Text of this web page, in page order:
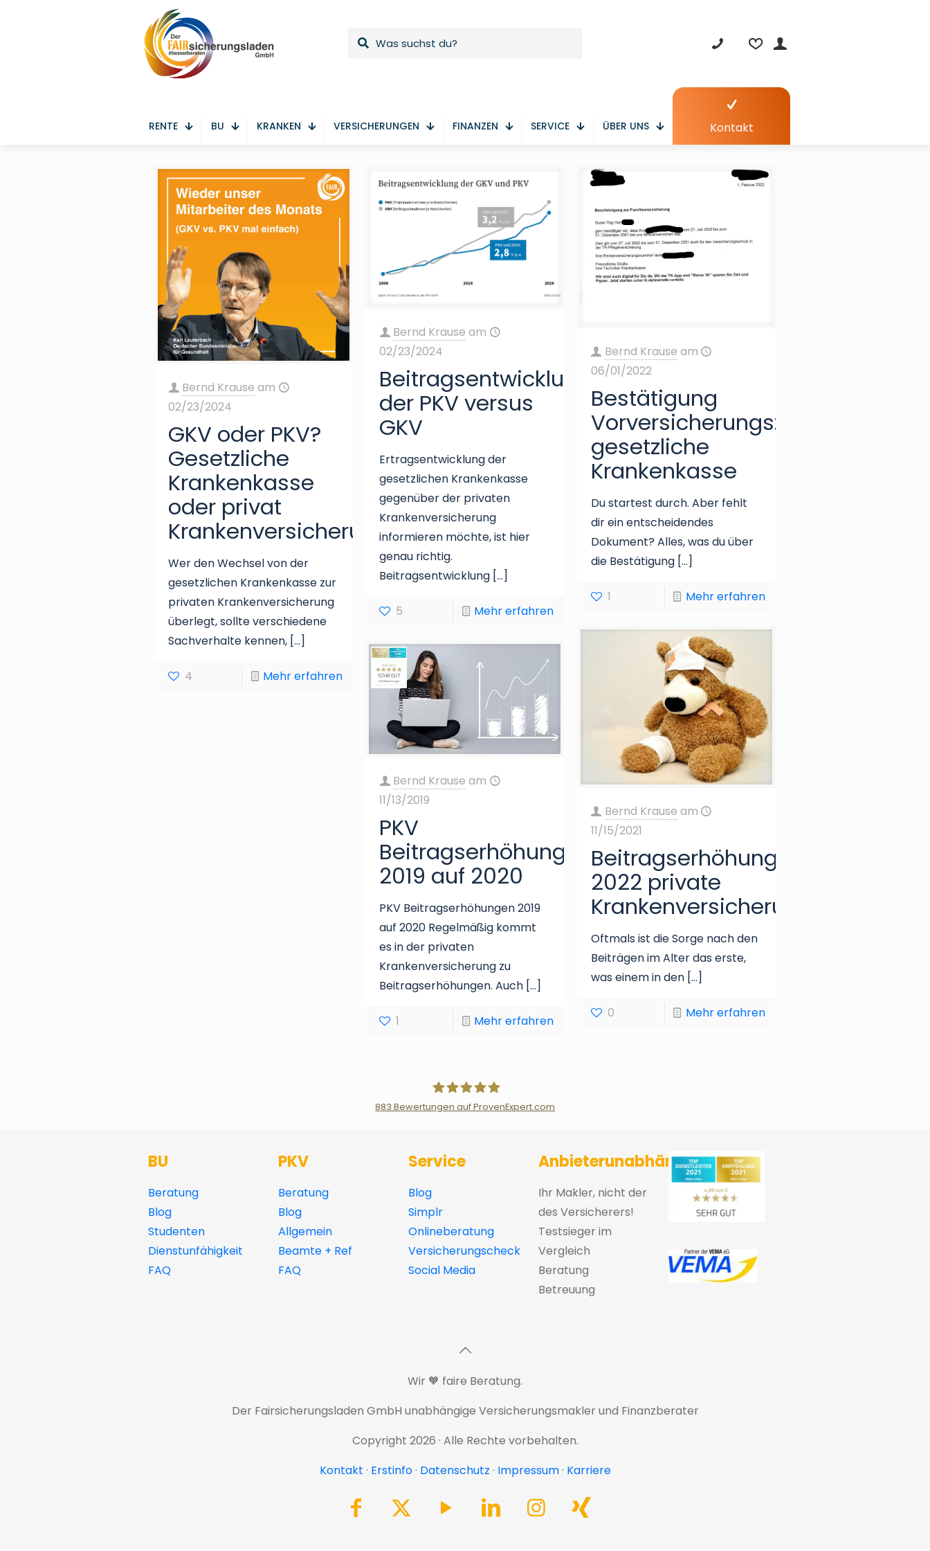
RENTE BU KRANKEN VERSICHERUNGEN FINANZEN SERVICE ÜBER UNS Kontakt
Bernd Krause am
02/23/2024
GKV oder PKV?
Gesetzliche
Krankenkasse
oder privat
Krankenversicherung?
Wer den Wechsel von der
gesetzlichen Krankenkasse zur
privaten Krankenversicherung
überlegt, sollte verschiedene
Sachverhalte kennen, […]
4 Mehr erfahren
Bernd Krause am
02/23/2024
Beitragsentwicklung
der PKV versus
GKV
Ertragsentwicklung der
gesetzlichen Krankenkasse
gegenüber der privaten
Krankenversicherung
informieren möchte, ist hier
genau richtig.
Beitragsentwicklung […]
5 Mehr erfahren
Bernd Krause am
06/01/2022
Bestätigung
Vorversicherungszeiten
gesetzliche
Krankenkasse
Du startest durch. Aber fehlt
dir ein entscheidendes
Dokument? Alles, was du über
die Bestätigung[…]
1 Mehr erfahren
Bernd Krause am
11/15/2021
Beitragserhöhung
2022 private
Krankenversicherung
Oftmals ist die Sorge nach den
Beiträgen im Alter das erste,
was einem in den[…]
0 Mehr erfahren
Bernd Krause am
11/13/2019
PKV
Beitragserhöhungen
2019 auf 2020
PKV Beitragserhöhungen 2019
auf 2020 Regelmäßig kommt
es in der privaten
Krankenversicherung zu
Beitragserhöhungen. Auch […]
1 Mehr erfahren
883 Bewertungen auf ProvenExpert.com
BU
Beratung
Blog
Studenten
Dienstunfähigkeit
FAQ
PKV
Beratung
Blog
Allgemein
Beamte + Ref
FAQ
Service
Blog
Simplr
Onlineberatung
Versicherungscheck
Social Media
Anbieterunabhängig
Ihr Makler, nicht der
des Versicherers!
Testsieger im
Vergleich
Beratung
Betreuung
Wir 🧡 faire Beratung.
Der Fairsicherungsladen GmbH unabhängige Versicherungsmakler und Finanzberater
Copyright 2026 · Alle Rechte vorbehalten.
Kontakt · Erstinfo· Datenschutz · Impressum· Karriere